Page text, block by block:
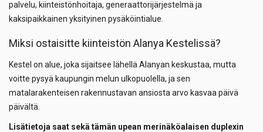
palvelu, kiinteistönhoitaja, generaattorijärjestelmä ja
kaksipaikkainen yksityinen pysäköintialue.
Miksi ostaisitte kiinteistön Alanya Kestelissä?
Kestel on alue, joka sijaitsee lähellä Alanyan keskustaa, mutta
voitte pysyä kaupungin melun ulkopuolella, ja sen
matalarakenteisen rakennustavan ansiosta arvo kasvaa päivä
päivältä.
Lisätietoja saat sekä tämän upean merinäköalaisen duplexin